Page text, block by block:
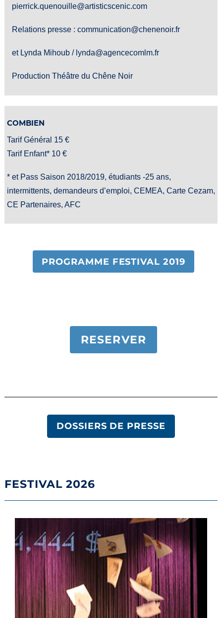
pierrick.quenouille@artisticscenic.com
Relations presse : communication@chenenoir.fr
et Lynda Mihoub / lynda@agencecomlm.fr
Production Théâtre du Chêne Noir
COMBIEN
Tarif Général 15 €
Tarif Enfant* 10 €
* et Pass Saison 2018/2019, étudiants -25 ans,
intermittents, demandeurs d’emploi, CEMEA, Carte Cezam,
CE Partenaires, AFC
PROGRAMME FESTIVAL 2019
RESERVER
DOSSIERS DE PRESSE
FESTIVAL 2026